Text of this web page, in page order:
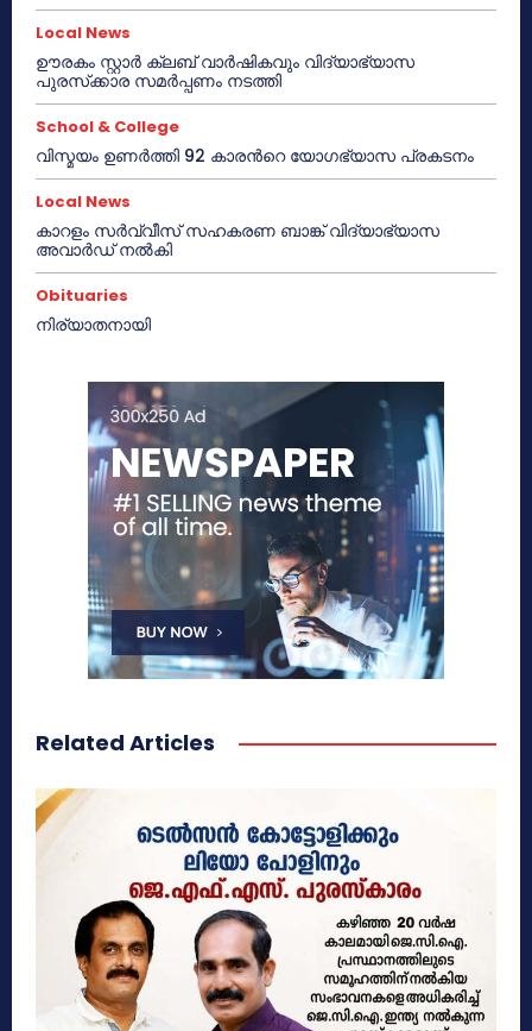
Local News
ഊരകം സ്റ്റാർ ക്ലബ് വാർഷികവും വിദ്യാഭ്യാസ
പുരസ്‌ക്കാര സമർപ്പണം നടത്തി
School & College
വിസ്മയം ഉണർത്തി 92 കാരൻറെ യോഗഭ്യാസ പ്രകടനം
Local News
കാറളം സർവ്വീസ് സഹകരണ ബാങ്ക് വിദ്യാഭ്യാസ
അവാർഡ് നൽകി
Obituaries
നിര്യാതനായി
Related Articles